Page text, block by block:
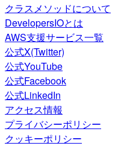
クラスメソッドについて
DevelopersIOとは
AWS支援サービス一覧
公式X(Twitter)
公式YouTube
公式Facebook
公式LinkedIn
アクセス情報
プライバシーポリシー
クッキーポリシー